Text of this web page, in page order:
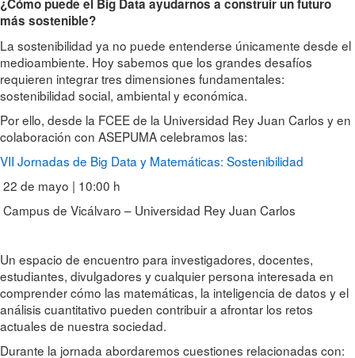
¿Cómo puede el Big Data ayudarnos a construir un futuro
más sostenible?
La sostenibilidad ya no puede entenderse únicamente desde el
medioambiente. Hoy sabemos que los grandes desafíos
requieren integrar tres dimensiones fundamentales:
sostenibilidad social, ambiental y económica.
Por ello, desde la FCEE de la Universidad Rey Juan Carlos y en
colaboración con ASEPUMA celebramos las:
VII Jornadas de Big Data y Matemáticas: Sostenibilidad
22 de mayo | 10:00 h
Campus de Vicálvaro – Universidad Rey Juan Carlos
Un espacio de encuentro para investigadores, docentes,
estudiantes, divulgadores y cualquier persona interesada en
comprender cómo las matemáticas, la inteligencia de datos y el
análisis cuantitativo pueden contribuir a afrontar los retos
actuales de nuestra sociedad.
Durante la jornada abordaremos cuestiones relacionadas con: